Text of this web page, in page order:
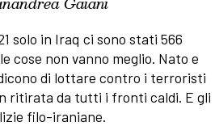
solo in Iraq ci sono stati 566
cose non vanno meglio. Nato e
di lottare contro i terroristi
ritirata da tutti i fronti caldi. E gli
filo-iraniane.